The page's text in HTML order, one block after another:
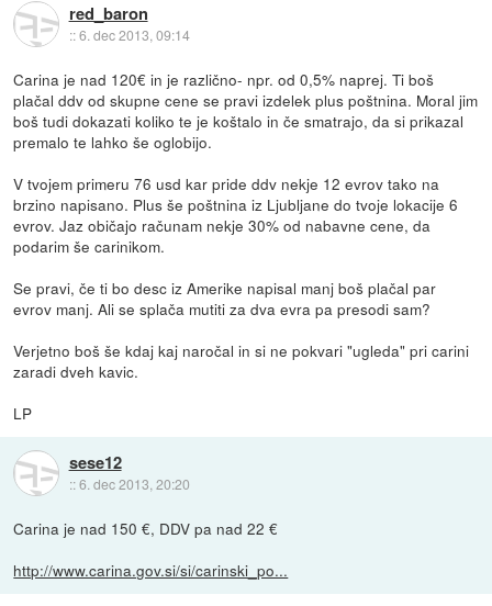
red_baron
::6. dec 2013, 09:14
Carina je nad 120€ in je različno- npr. od 0,5% naprej. Ti boš
plačal ddv od skupne cene se pravi izdelek plus poštnina. Moral jim
boš tudi dokazati koliko te je koštalo in če smatrajo, da si prikazal
premalo te lahko še oglobijo.
V tvojem primeru 76 usd kar pride ddv nekje 12 evrov tako na
brzino napisano. Plus še poštnina iz Ljubljane do tvoje lokacije 6
evrov. Jaz običajo računam nekje 30% od nabavne cene, da
podarim še carinikom.
Se pravi, če ti bo desc iz Amerike napisal manj boš plačal par
evrov manj. Ali se splača mutiti za dva evra pa presodi sam?
Verjetno boš še kdaj kaj naročal in si ne pokvari "ugleda" pri carini
zaradi dveh kavic.
LP
sese12
::6. dec 2013, 20:20
Carina je nad 150 €, DDV pa nad 22 €
http://www.carina.gov.si/si/carinski_po...